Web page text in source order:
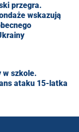
przegra.
wskazują
w szkole.
ataku 15-latka